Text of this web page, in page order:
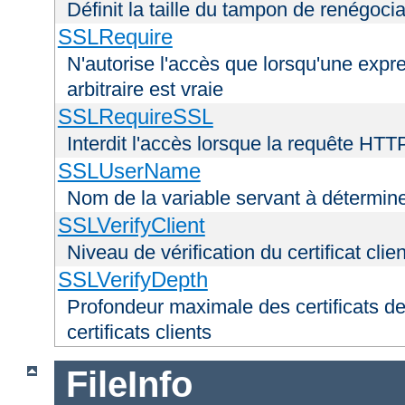
Définit la taille du tampon de
SSLRequire
N'autorise l'accès que lorsqu'une
arbitraire est vraie
SSLRequireSSL
Interdit l'accès lorsque la requête
SSLUserName
Nom de la variable servant à
SSLVerifyClient
Niveau de vérification du certificat
SSLVerifyDepth
Profondeur maximale des certificats
certificats clients
FileInfo